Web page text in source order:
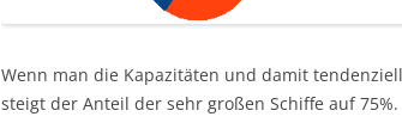
Wenn man die Kapazitäten und damit
steigt der Anteil der sehr großen Schiffe auf 75%.